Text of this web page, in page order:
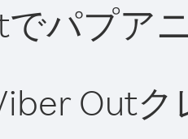
でパプア
Out